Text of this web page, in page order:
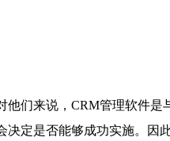
们来说，CRM管理软件是
定是否能够成功实施。因